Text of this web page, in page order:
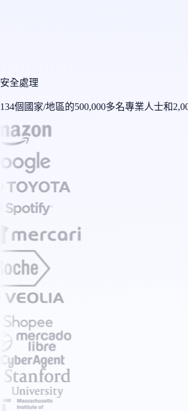
安全處理
134個國家/地區的500,000多名專業人士和